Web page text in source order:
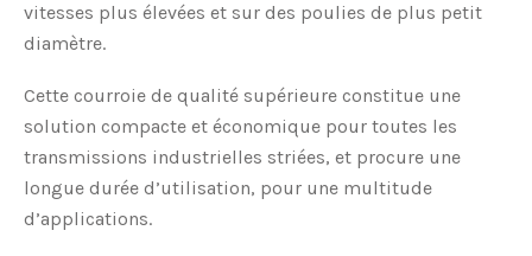
vitesses plus élevées et sur des poulies de plus petit
diamètre.
Cette courroie de qualité supérieure constitue une
solution compacte et économique pour toutes les
transmissions industrielles striées, et procure une
longue durée d’utilisation, pour une multitude
d’applications.